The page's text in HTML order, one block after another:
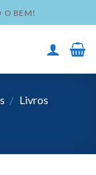
O BEM!
/ Livros